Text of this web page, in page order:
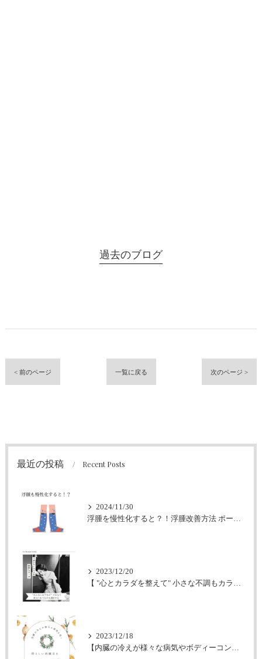
過去のブログ
< 前のページ 一覧に戻る 次のページ >
最近の投稿 Recent Posts
2024/11/30
浮腫を慢性化すると？！浮腫改善方法 ポールシェリーハーバルオイル
2023/12/20
【 "心とカラダを整えて" 小さな不調もカラダからのSOS 】フェイシャル・エステ・ボディー・大阪エステサロン・ラボーテクラ
2023/12/18
【内臓の冷えが様々な病気やボディーコンプレックスや肌トラブルを招く】フェイシャル・エステ・ボディー・大阪エステサロン・ラボーテクラ